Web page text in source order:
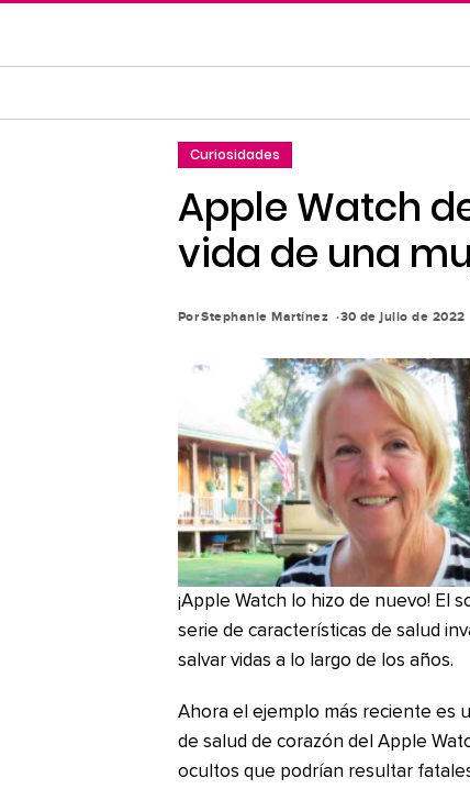
contenido
Curiosidades
Apple Watch
vida de una
PorStephanie Martínez 30 de julio de 2022
¡Apple Watch lo hizo de nuevo! El
serie de características de salud
salvar vidas a lo largo de los años.
Ahora el ejemplo más reciente es
de salud de corazón del Apple
ocultos que podrían resultar